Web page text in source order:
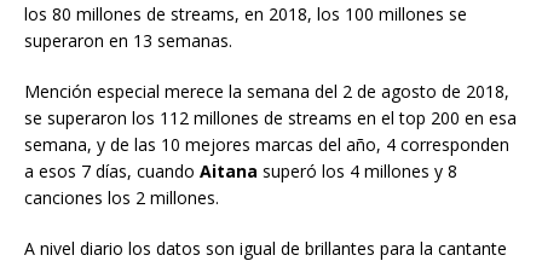
los 80 millones de streams, en 2018, los 100 millones se
superaron en 13 semanas.
Mención especial merece la semana del 2 de agosto de 2018,
se superaron los 112 millones de streams en el top 200 en esa
semana, y de las 10 mejores marcas del año, 4 corresponden
a esos 7 días, cuando Aitana superó los 4 millones y 8
canciones los 2 millones.
A nivel diario los datos son igual de brillantes para la cantante